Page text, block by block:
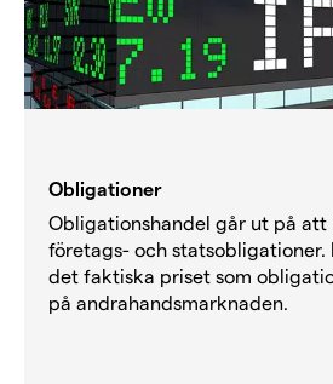
Obligationer
Obligationshandel går ut på att
företags- och statsobligationer.
det faktiska priset som
på andrahandsmarknaden.